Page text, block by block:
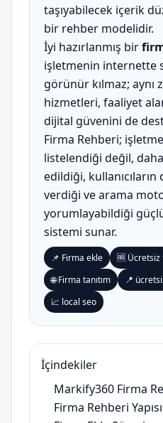
taşıyabilecek içerik
bir rehber modelidir.
İyi hazırlanmış bir
işletmenin internette
görünür kılmaz; aynı
hizmetleri, faaliyet
dijital güvenini de
Firma Rehberi;
listelendiği değil,
edildiği, kullanıcıların
verdiği ve arama
yorumlayabildiği
sistemi sunar.
📌 Firma ekle 🆓
🌐 Firma tanıtım
📍
📈 local seo
İçindekiler
Markify360 Firma
Firma Rehberi